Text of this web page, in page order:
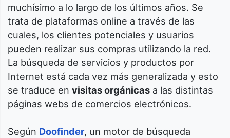
muchísimo a lo largo de los últimos años. Se
trata de plataformas online a través de las
cuales, los clientes potenciales y usuarios
pueden realizar sus compras utilizando la red.
La búsqueda de servicios y productos por
Internet está cada vez más generalizada y esto
se traduce en visitas orgánicas a las distintas
páginas webs de comercios electrónicos.
Según Doofinder, un motor de búsqueda